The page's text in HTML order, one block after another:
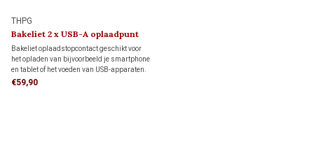
THPG
Bakeliet 2 x USB-A oplaadpunt
Bakeliet oplaadstopcontact geschikt voor
het opladen van bijvoorbeeld je smartphone
en tablet of het voeden van USB-apparaten.
Gelijktijdig opladen van twee apparaten is
€59,90